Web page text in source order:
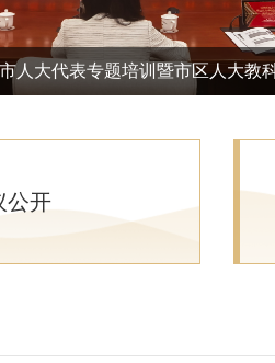
人大代表专题培训暨市区人大教
公开